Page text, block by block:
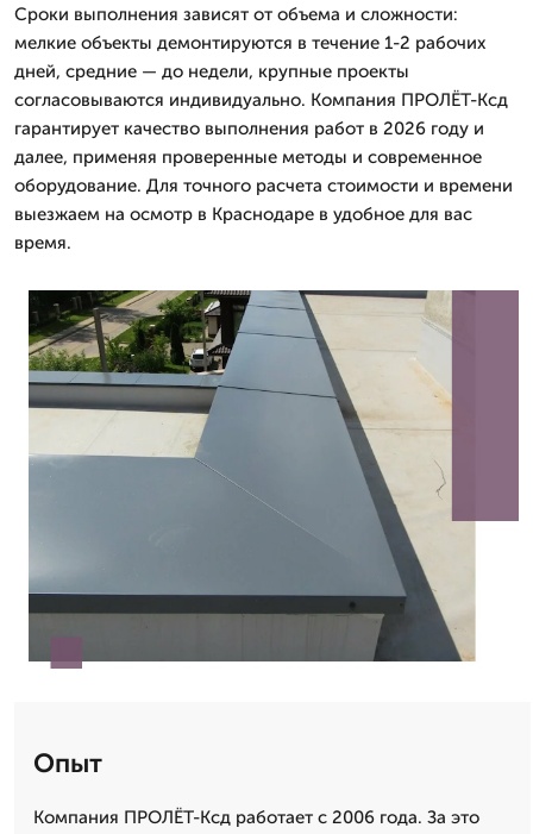
Сроки выполнения зависят от объема и сложности:
мелкие объекты демонтируются в течение 1-2 рабочих
дней, средние — до недели, крупные проекты
согласовываются индивидуально. Компания ПРОЛЁТ-Ксд
гарантирует качество выполнения работ в 2026 году и
далее, применяя проверенные методы и современное
оборудование. Для точного расчета стоимости и времени
выезжаем на осмотр в Краснодаре в удобное для вас
время.
Опыт
Компания ПРОЛЁТ-Ксд работает с 2006 года. За это